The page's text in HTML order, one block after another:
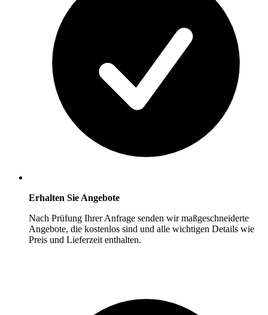
Erhalten Sie Angebote
Nach Prüfung Ihrer Anfrage senden wir maßgeschneiderte
Angebote, die kostenlos sind und alle wichtigen Details wie
Preis und Lieferzeit enthalten.